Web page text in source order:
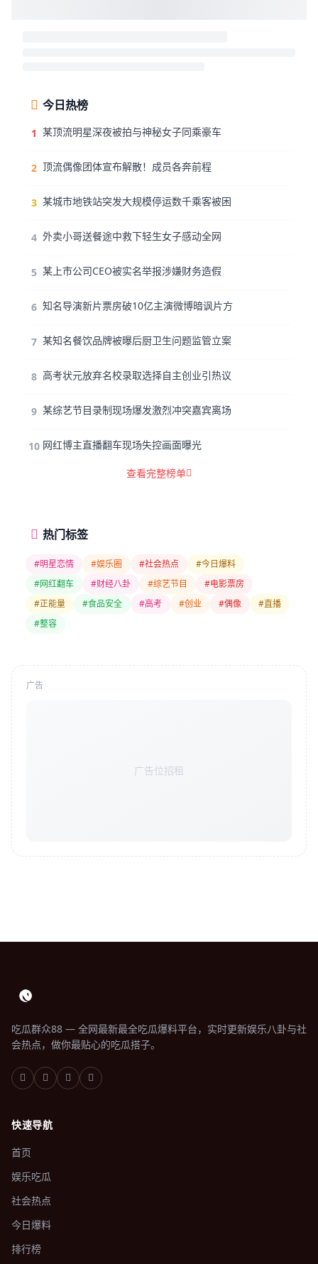
今日热榜
1 某顶流明星深夜被拍与神秘女子同乘豪车
2 顶流偶像团体宣布解散！成员各奔前程
3 某城市地铁站突发大规模停运数千乘客被困
4 外卖小哥送餐途中救下轻生女子感动全网
5 某上市公司CEO被实名举报涉嫌财务造假
6 知名导演新片票房破10亿主演微博暗讽片方
7 某知名餐饮品牌被曝后厨卫生问题监管立案
8 高考状元放弃名校录取选择自主创业引热议
9 某综艺节目录制现场爆发激烈冲突嘉宾离场
10 网红博主直播翻车现场失控画面曝光
查看完整榜单
热门标签
#明星恋情 #娱乐圈 #社会热点
#今日爆料
#网红翻车
#财经八卦 #综艺节目
#电影票房
#正能量
#食品安全 #高考 #创业 #偶像
#直播
#整容
广告
广告位招租
吃瓜群众88 — 全网最新最全吃瓜爆料平台，实时更新娱乐八卦与社
会热点，做你最贴心的吃瓜搭子。
快速导航
首页
娱乐吃瓜
社会热点
今日爆料
排行榜